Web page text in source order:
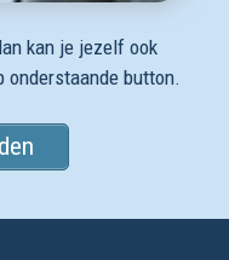
kan je jezelf ook
onderstaande button.